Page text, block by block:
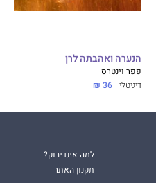
הנערה ואהבתה לרן
פפר וינטרס
דיגיטלי 36 ₪
למה אינדיבוק?
תקנון האתר